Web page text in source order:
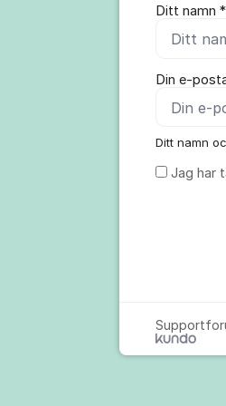
Ditt namn *
Din e-
Ditt namn
Jag har